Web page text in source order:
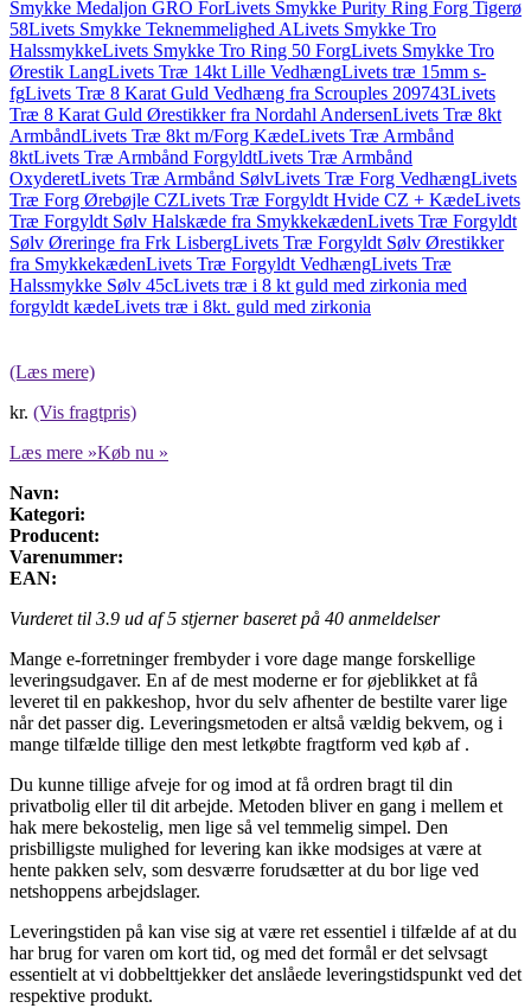
Smykke Medaljon GRO ForLivets Smykke Purity Ring Forg Tigerø
58Livets Smykke Teknemmelighed ALivets Smykke Tro
HalssmykkeLivets Smykke Tro Ring 50 ForgLivets Smykke Tro
Ørestik LangLivets Træ 14kt Lille VedhængLivets træ 15mm s-
fgLivets Træ 8 Karat Guld Vedhæng fra Scrouples 209743Livets
Træ 8 Karat Guld Ørestikker fra Nordahl AndersenLivets Træ 8kt
ArmbåndLivets Træ 8kt m/Forg KædeLivets Træ Armbånd
8ktLivets Træ Armbånd ForgyldtLivets Træ Armbånd
OxyderetLivets Træ Armbånd SølvLivets Træ Forg VedhængLivets
Træ Forg Ørebøjle CZLivets Træ Forgyldt Hvide CZ + KædeLivets
Træ Forgyldt Sølv Halskæde fra SmykkekædenLivets Træ Forgyldt
Sølv Øreringe fra Frk LisbergLivets Træ Forgyldt Sølv Ørestikker
fra SmykkekædenLivets Træ Forgyldt VedhængLivets Træ
Halssmykke Sølv 45cLivets træ i 8 kt guld med zirkonia med
forgyldt kædeLivets træ i 8kt. guld med zirkonia
(Læs mere)
kr. (Vis fragtpris)
Læs mere »Køb nu »
Navn:
Kategori:
Producent:
Varenummer:
EAN:
Vurderet til 3.9 ud af 5 stjerner baseret på 40 anmeldelser
Mange e-forretninger frembyder i vore dage mange forskellige
leveringsudgaver. En af de mest moderne er for øjeblikket at få
leveret til en pakkeshop, hvor du selv afhenter de bestilte varer lige
når det passer dig. Leveringsmetoden er altså vældig bekvem, og i
mange tilfælde tillige den mest letkøbte fragtform ved køb af .
Du kunne tillige afveje for og imod at få ordren bragt til din
privatbolig eller til dit arbejde. Metoden bliver en gang i mellem et
hak mere bekostelig, men lige så vel temmelig simpel. Den
prisbilligste mulighed for levering kan ikke modsiges at være at
hente pakken selv, som desværre forudsætter at du bor lige ved
netshoppens arbejdslager.
Leveringstiden på kan vise sig at være ret essentiel i tilfælde af at du
har brug for varen om kort tid, og med det formål er det selvsagt
essentielt at vi dobbelttjekker det anslåede leveringstidspunkt ved det
respektive produkt.